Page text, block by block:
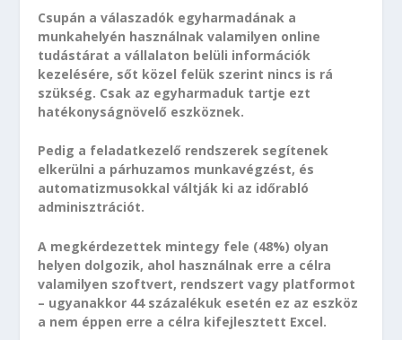
Csupán a válaszadók egyharmadának a
munkahelyén használnak valamilyen online
tudástárat a vállalaton belüli információk
kezelésére, sőt közel felük szerint nincs is rá
szükség. Csak az egyharmaduk tartje ezt
hatékonyságnövelő eszköznek.
Pedig a feladatkezelő rendszerek segítenek
elkerülni a párhuzamos munkavégzést, és
automatizmusokkal váltják ki az időrabló
adminisztrációt.
A megkérdezettek mintegy fele (48%) olyan
helyen dolgozik, ahol használnak erre a célra
valamilyen szoftvert, rendszert vagy platformot
– ugyanakkor 44 százalékuk esetén ez az eszköz
a nem éppen erre a célra kifejlesztett Excel.